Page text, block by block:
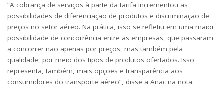
“A cobrança de serviços à parte da tarifa incrementou as
possibilidades de diferenciação de produtos e discriminação de
preços no setor aéreo. Na prática, isso se refletiu em uma maior
possibilidade de concorrência entre as empresas, que passaram
a concorrer não apenas por preços, mas também pela
qualidade, por meio dos tipos de produtos ofertados. Isso
representa, também, mais opções e transparência aos
consumidores do transporte aéreo”, disse a Anac na nota.